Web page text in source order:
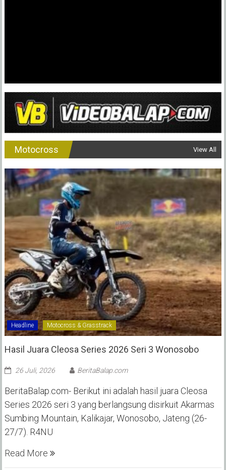
Motocross View All
Headline Motocross & Grasstrack
Hasil Juara Cleosa Series 2026 Seri 3 Wonosobo ‎
26 Juli, 2026 BeritaBalap.com
BeritaBalap.com- Berikut ini adalah hasil juara Cleosa
Series 2026 seri 3 yang berlangsung disirkuit Akarmas
Sumbing Mountain, Kalikajar, Wonosobo, Jateng (26-
27/7). R4NU
Read More